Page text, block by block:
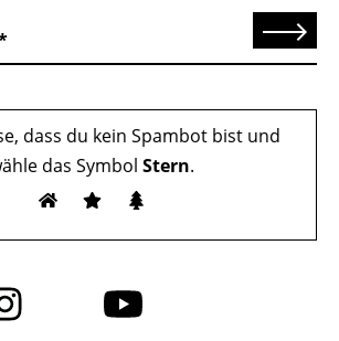
Senden
dass du kein Spambot bist und
das Symbol Stern.
Folge